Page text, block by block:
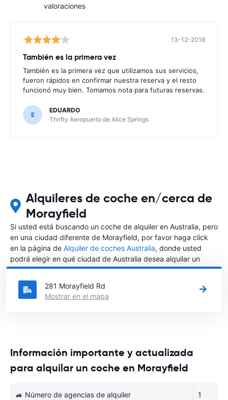
valoraciones
13-12-2018
También es la primera vez
También es la primera vez que utilizamos sus servicios,
fueron rápidos en confirmar nuestra reserva y el resto
funcionó muy bien. Tomamos nota para futuras reservas.
E
EDUARDO
Thrifty Aeropuerto de Alice Springs
Alquileres de coche en/cerca de
Morayfield
Si usted está buscando un coche de alquiler en Australia, pero
en una ciudad diferente de Morayfield, por favor haga click
en la página de Alquiler de coches Australia, donde usted
podrá elegir en qué ciudad de Australia desea alquilar un
coche.
281 Morayfield Rd
Mostrar en el mapa
Información importante y actualizada
para alquilar un coche en Morayfield
🚙 Número de agencias de alquiler 1